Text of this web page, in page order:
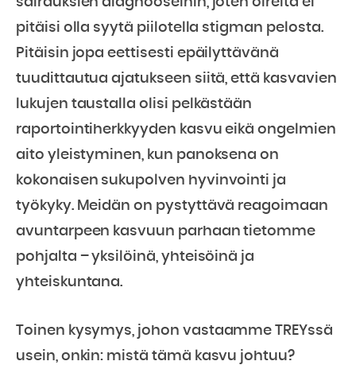
pitäisi olla syytä piilotella stigman pelosta.
Pitäisin jopa eettisesti epäilyttävänä
tuudittautua ajatukseen siitä, että kasvavien
lukujen taustalla olisi pelkästään
raportointiherkkyyden kasvu eikä ongelmien
aito yleistyminen, kun panoksena on
kokonaisen sukupolven hyvinvointi ja
työkyky. Meidän on pystyttävä reagoimaan
avuntarpeen kasvuun parhaan tietomme
pohjalta – yksilöinä, yhteisöinä ja
yhteiskuntana.
Toinen kysymys, johon vastaamme TREYssä
usein, onkin: mistä tämä kasvu johtuu?